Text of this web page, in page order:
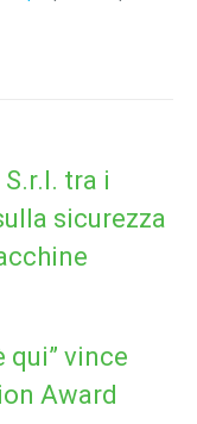
tra i
sicurezza
qui” vince
Award